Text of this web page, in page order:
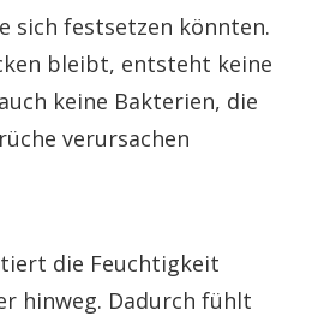
sich festsetzen könnten.
bleibt, entsteht keine
keine Bakterien, die
verursachen
die Feuchtigkeit
hinweg. Dadurch fühlt